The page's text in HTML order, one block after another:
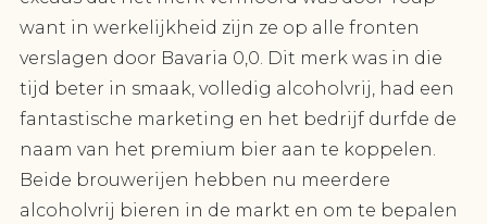
want in werkelijkheid zijn ze op alle fronten
verslagen door Bavaria 0,0. Dit merk was in die
tijd beter in smaak, volledig alcoholvrij, had een
fantastische marketing en het bedrijf durfde de
naam van het premium bier aan te koppelen.
Beide brouwerijen hebben nu meerdere
alcoholvrij bieren in de markt en om te bepalen